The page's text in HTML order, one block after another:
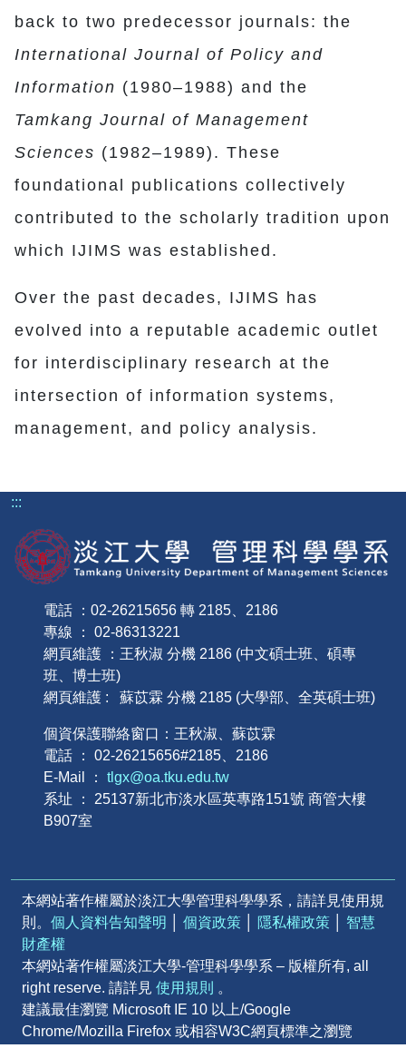
back to two predecessor journals: the
International Journal of Policy and
Information (1980–1988) and the
Tamkang Journal of Management
Sciences (1982–1989). These
foundational publications collectively
contributed to the scholarly tradition upon
which IJIMS was established.
Over the past decades, IJIMS has
evolved into a reputable academic outlet
for interdisciplinary research at the
intersection of information systems,
management, and policy analysis.
:::
電話 ：02-26215656 轉 2185、2186
專線 ： 02-86313221
網頁維護 ：王秋淑 分機 2186 (中文碩士班、碩專
班、博士班)
網頁維護 : 蘇苡霖 分機 2185 (大學部、全英碩士班)
個資保護聯絡窗口：王秋淑、蘇苡霖
電話 ： 02-26215656#2185、2186
E-Mail ： tlgx@oa.tku.edu.tw
系址 ： 25137新北市淡水區英專路151號 商管大樓
B907室
本網站著作權屬於淡江大學管理科學學系，請詳見使用規
則。 個人資料告知聲明 個資政策 隱私權政策
智慧
財產權
本網站著作權屬淡江大學-管理科學學系 – 版權所有, all
right reserve. 請詳見 使用規則 。
建議最佳瀏覽 Microsoft IE 10 以上/Google
Chrome/Mozilla Firefox 或相容W3C網頁標準之瀏覽